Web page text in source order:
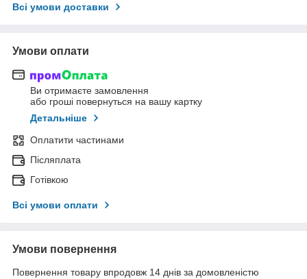
Всі умови доставки
Умови оплати
Ви отримаєте замовлення
або гроші повернуться на вашу картку
Детальніше
Оплатити частинами
Післяплата
Готівкою
Всі умови оплати
Умови повернення
Повернення товару впродовж 14 днів за домовленістю